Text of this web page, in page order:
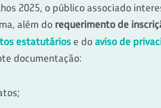
2025, o público associado
além do requerimento de
estatutários e doaviso de
documentação: